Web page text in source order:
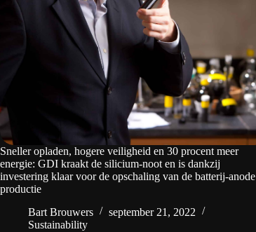
Sneller opladen, hogere veiligheid en 30 procent meer
energie: GDI kraakt de silicium-noot en is dankzij
investering klaar voor de opschaling van de batterij-anode
productie
Bart Brouwers
september 21, 2022
Sustainability